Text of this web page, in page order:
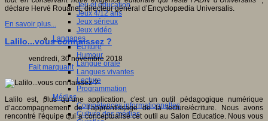
Jeu et éducation
Jeux 4/12 ans
Jeux sérieux
Jeux vidéo
Langages
Ecriture
Humour
Langue orale
Langues vivantes
Lecture
Programmation
Médias
Compétences informationnelles
Culture des médias
déclare Hervé Rouanet, directeur général d’Encyclopædia Universalis.
En savoir plus...
Lalilo...vous connaissez ?
vendredi, 30 novembre 2018
Fait marquant
Lalilo est, plus qu’une application, c'est un outil pédagogique numérique
d’accompagnement de l’apprentissage de la lecture/écriture. Nous avons
rencontré l'équipe qui a conceptualisé cet outil au Salon Educatice. Nous vous